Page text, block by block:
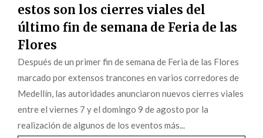
estos son los cierres viales del
último fin de semana de Feria de las
Flores
Después de un primer fin de semana de Feria de las Flores
marcado por extensos trancones en varios corredores de
Medellín, las autoridades anunciaron nuevos cierres viales
entre el viernes 7 y el domingo 9 de agosto por la
realización de algunos de los eventos más...